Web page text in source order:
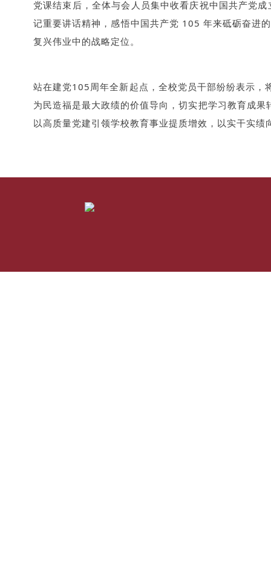
党课结束后，全体与会人员集中收看庆祝中国共产党
记重要讲话精神，感悟中国共产党 105 年来砥砺奋进
复兴伟业中的战略定位。
站在建党105周年全新起点，全校党员干部纷纷表示
为民造福是最大政绩的价值导向，切实把学习教育成
以高质量党建引领学校教育事业提质增效，以实干实